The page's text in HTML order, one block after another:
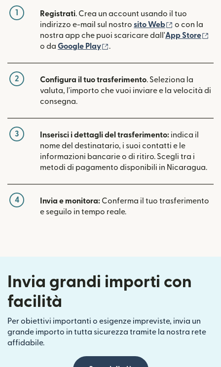
1 Registrati. Crea un account usando il tuo
indirizzo e-mail sul nostro sito Web (si apre in
o con la
nostra app che puoi scaricare dall'App Store
o da Google Play (si apre in una nuova finestra)
.
2 Configura il tuo trasferimento. Seleziona la
valuta, l'importo che vuoi inviare e la velocità di
consegna.
3 Inserisci i dettagli del trasferimento: indica il
nome del destinatario, i suoi contatti e le
informazioni bancarie o di ritiro. Scegli tra i
metodi di pagamento disponibili in Nicaragua.
4 Invia e monitora: Conferma il tuo trasferimento
e seguilo in tempo reale.
Invia grandi importi con
facilità
Per obiettivi importanti o esigenze impreviste, invia un
grande importo in tutta sicurezza tramite la nostra rete
affidabile.